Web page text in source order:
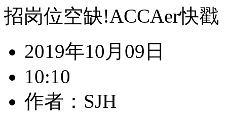
招岗位空缺!ACCAer快戳
2019年10月09日
10:10
作者：SJH